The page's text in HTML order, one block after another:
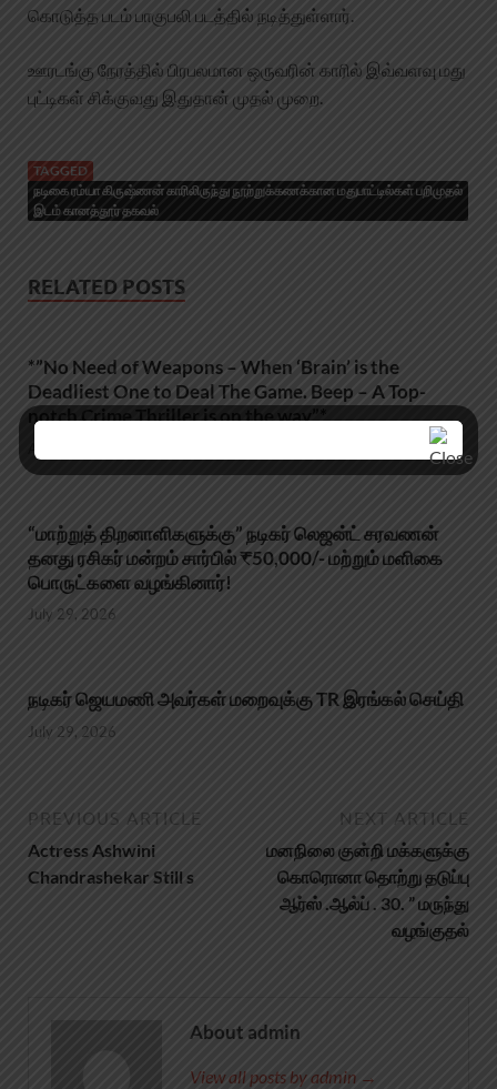
கொடுத்த படம் பாகுபலி படத்தில் நடித்துள்ளார்.
ஊரடங்கு நேரத்தில் பிரபலமான ஒருவரின் காரில் இவ்வளவு மது
புட்டிகள் சிக்குவது இதுதான் முதல் முறை.
TAGGED
நடிகை ரம்யா கிருஷ்ணன் காரிலிருந்து நூற்றுக்கணக்கான மதுபாட்டில்கள் பறிமுதல்
இடம் கானத்தூர் தகவல்
RELATED POSTS
*”No Need of Weapons – When ‘Brain’ is the
Deadliest One to Deal The Game. Beep – A Top-
notch Crime Thriller is on the way”*
“மாற்றுத் திறனாளிகளுக்கு” நடிகர் லெஜன்ட் சரவணன்
தனது ரசிகர் மன்றம் சார்பில் ₹50,000/- மற்றும் மளிகை
பொருட்களை வழங்கினார்!
July 29, 2026
நடிகர் ஜெயமணி அவர்கள் மறைவுக்கு TR இரங்கல் செய்தி
July 29, 2026
PREVIOUS ARTICLE
Actress Ashwini
Chandrashekar Still s
NEXT ARTICLE
மனநிலை குன்றி மக்களுக்கு
கொரொனா தொற்று தடுப்பு
ஆர்ஸ் .ஆல்ப் . 30. ” மருந்து
வழங்குதல்
About admin
View all posts by admin →